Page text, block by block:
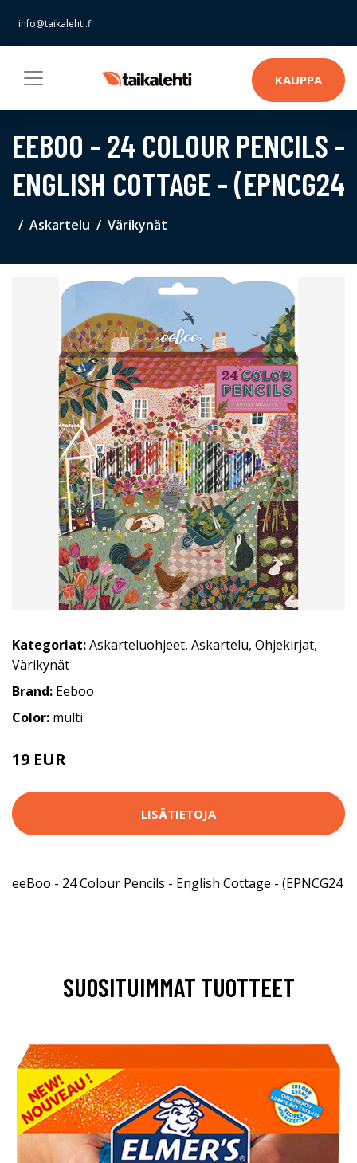
info@taikalehti.fi
KAUPPA
EEBOO - 24 COLOUR PENCILS -
ENGLISH COTTAGE - (EPNCG24
Askartelu Värikynät
Kategoriat:Askarteluohjeet, Askartelu, Ohjekirjat,
Värikynät
Brand: Eeboo
Color: multi
19 EUR
LISÄTIETOJA
eeBoo - 24 Colour Pencils - English Cottage - (EPNCG24
SUOSITUIMMAT TUOTTEET